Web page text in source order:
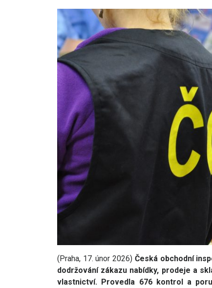
(Praha, 17. únor 2026) Česká obchodní
dodržování zákazu nabídky, prodeje a
vlastnictví. Provedla 676 kontrol a